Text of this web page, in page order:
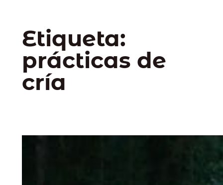
Etiqueta:
prácticas de
cría